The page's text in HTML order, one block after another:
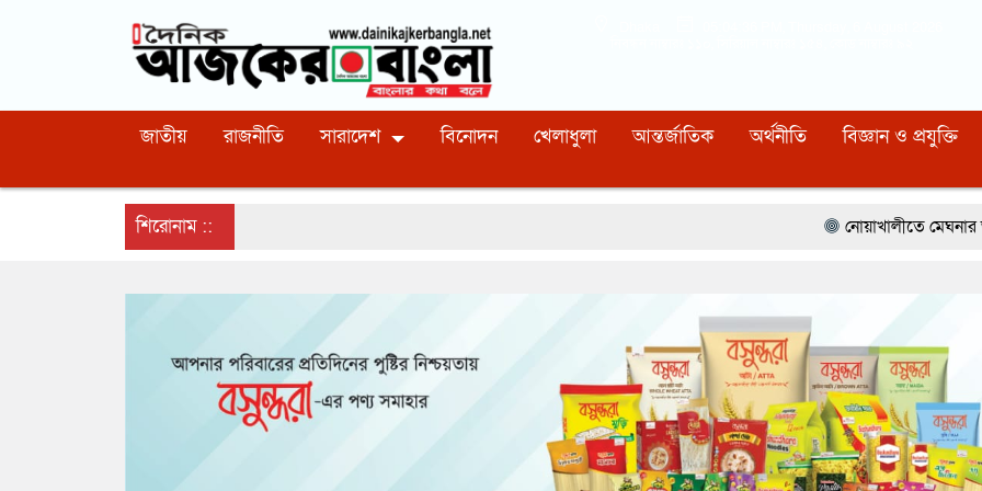
জাতীয় রাজনীতি সারাদেশ বিনোদন খেলাধুলা আন্তর্জাতিক অর্থনীতি বিজ্ঞান ও প্রযুক্তি
শিরোনাম :: নোয়াখালীতে মেঘনার ভাঙনরোধে জিও